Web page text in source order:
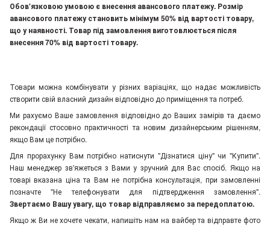
Обов'язковою умовою є внесення авансового платежу. Розмір
авансового платежу становить мінімум 50% від вартості товару,
що у наявності. Товар під замовлення виготовлюється після
внесення 70% від вартості товару.
Товари можна комбінувати у різних варіаціях, що надає можливість
створити свій власний дизайн відповідно до приміщення та потреб.
Ми рахуємо Ваше замовлення відповідно до Ваших замірів та даємо
рекондації стосовно практичності та новим дизайнерським рішенням,
якщо Вам це потрібно.
Для прорахунку Вам потрібно натиснути "Дізнатися ціну" чи "Купити".
Наш менеджер зв'яжеться з Вами у зручний для Вас спосіб. Якщо на
товарі вказана ціна та Вам не потрібна консультація, при замовленні
позначте "Не телефонувати для підтвердження замовлення".
Звертаємо Вашу увагу, що товар відправляємо за передоплатою.
Якщо ж Ви не хочете чекати, напишіть нам на вайбер та відправте фото